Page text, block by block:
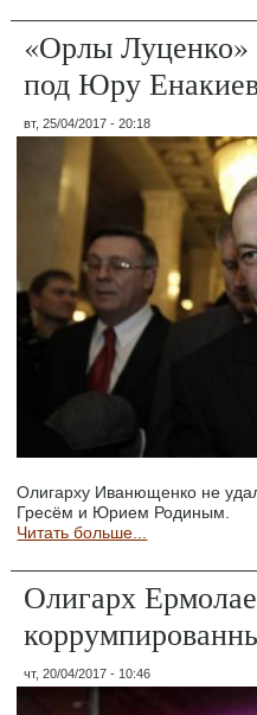
«Орлы
под Юру
вт, 25/04/2017 - 20:18
Олигарху Иванющенко не
Гресём и Юрием Родиным.
Читать больше...
Олигарх
чт, 20/04/2017 - 10:46